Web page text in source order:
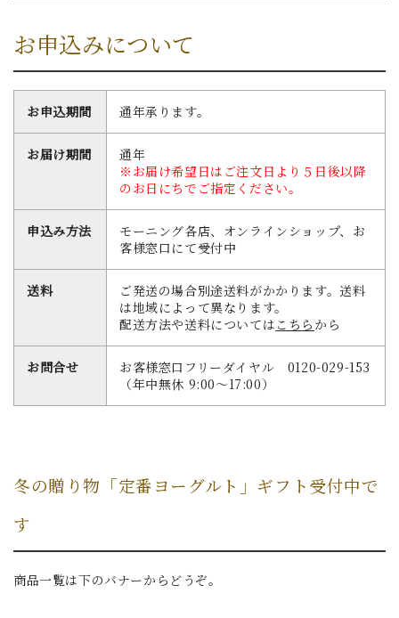
お申込みについて
お申込期間 通年承ります。
お届け期間
通年
※お届け希望日はご注文日より５日後以降
のお日にちでご指定ください。
申込み方法
モーニング各店、オンラインショップ、お
客様窓口にて受付中
送料
ご発送の場合別途送料がかかります。送料
は地域によって異なります。
配送方法や送料については こちら から
お問合せ
お客様窓口フリーダイヤル 0120-029-153
（年中無休 9:00～17:00）
冬の贈り物「定番ヨーグルト」ギフト受付中で
す
商品一覧は下のバナーからどうぞ。